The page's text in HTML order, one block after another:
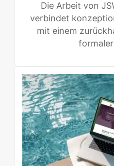
Die Arbeit von
verbindet
mit einem